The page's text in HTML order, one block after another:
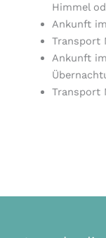
Himmel
Ankunft
Transport
Ankunft
Transport